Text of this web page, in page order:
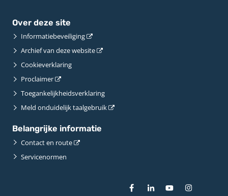
Over deze site
Informatiebeveiliging
Archief van deze website
Cookieverklaring
Proclaimer
Toegankelijkheidsverklaring
Meld onduidelijk taalgebruik
Belangrijke informatie
Contact en route
Servicenormen